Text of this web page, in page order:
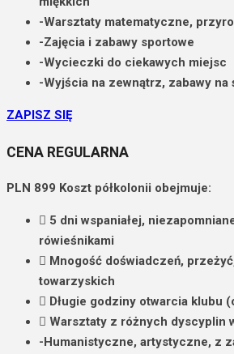
-Warsztaty matematyczne,
-Zajęcia i zabawy sportowe
-Wycieczki do ciekawych miejsc
-Wyjścia na zewnątrz, zabawy na
ZAPISZ SIĘ
CENA REGULARNA
PLN 899 Koszt półkolonii obejmuje:
5 dni wspaniałej,
rówieśnikami
Mnogość doświadczeń,
towarzyskich
Długie godziny otwarcia klubu
Warsztaty z różnych dyscyplin
-Humanistyczne, artystyczne, z